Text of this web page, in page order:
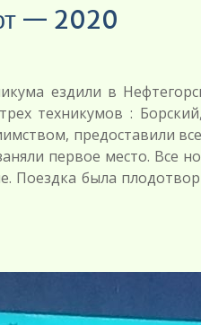
— 2020
ездили в
техникумов :
предоставили
первое место. Все
Поездка была